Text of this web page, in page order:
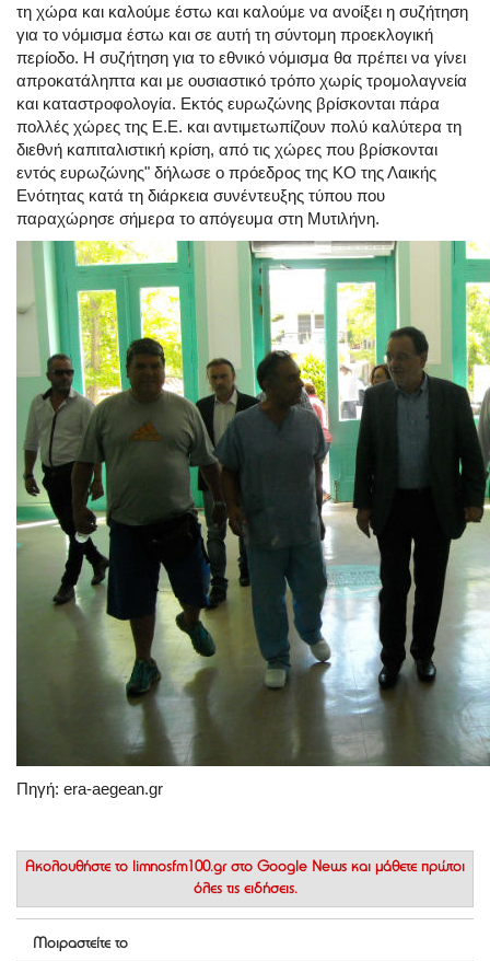
τη χώρα και καλούμε έστω και καλούμε να ανοίξει η συζήτηση
για το νόμισμα έστω και σε αυτή τη σύντομη προεκλογική
περίοδο. Η συζήτηση για το εθνικό νόμισμα θα πρέπει να γίνει
απροκατάληπτα και με ουσιαστικό τρόπο χωρίς τρομολαγνεία
και καταστροφολογία. Εκτός ευρωζώνης βρίσκονται πάρα
πολλές χώρες της Ε.Ε. και αντιμετωπίζουν πολύ καλύτερα τη
διεθνή καπιταλιστική κρίση, από τις χώρες που βρίσκονται
εντός ευρωζώνης" δήλωσε ο πρόεδρος της ΚΟ της Λαικής
Ενότητας κατά τη διάρκεια συνέντευξης τύπου που
παραχώρησε σήμερα το απόγευμα στη Μυτιλήνη.
Πηγή: era-aegean.gr
Ακολουθήστε το limnosfm100.gr στο Google News και μάθετε πρώτοι
όλες τις ειδήσεις.
Μοιραστείτε το